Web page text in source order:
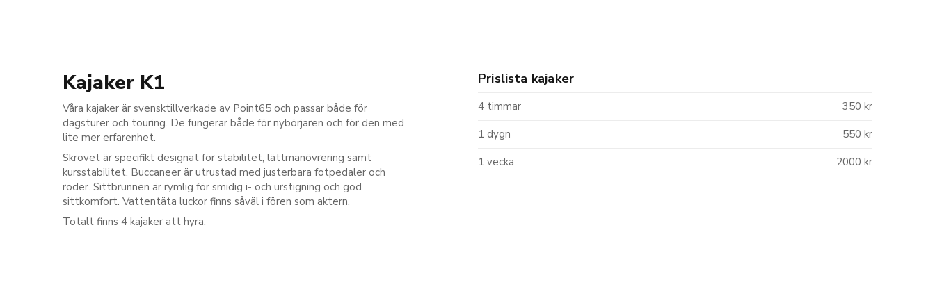
Kajaker K1
Våra kajaker är svensktillverkade av Point65 och passar både för
dagsturer och touring. De fungerar både för nybörjaren och för den med
lite mer erfarenhet.
Skrovet är specifikt designat för stabilitet, lättmanövrering samt
kursstabilitet. Buccaneer är utrustad med justerbara fotpedaler och
roder. Sittbrunnen är rymlig för smidig i- och urstigning och god
sittkomfort. Vattentäta luckor finns såväl i fören som aktern.
Totalt finns 4 kajaker att hyra.
Prislista kajaker
4 timmar
350 kr
1 dygn
550 kr
1 vecka
2000 kr